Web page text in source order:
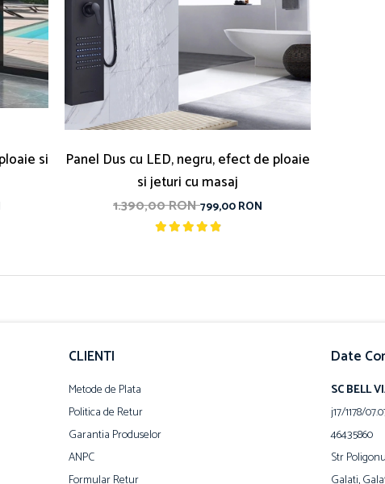
si
Panel Dus cu LED, negru, efect de ploaie
si jeturi cu masaj
1.390,00 RON799,00 RON
CLIENTI
Metode de Plata
Politica de Retur
Garantia Produselor
ANPC
Formular Retur
Date
SC BELL
j17/1178/
46435860
Str
Galati,